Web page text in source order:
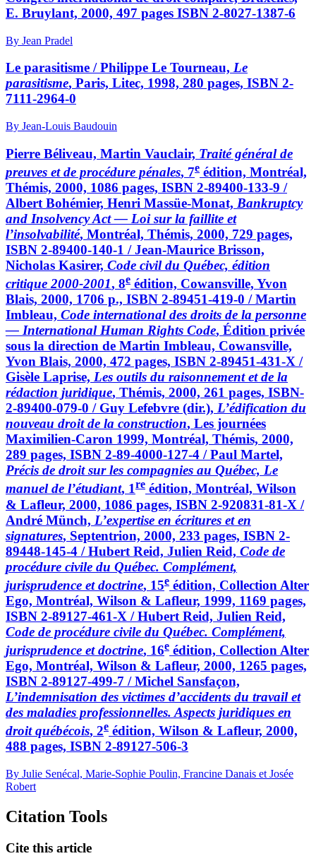
E. Bruylant, 2000, 497 pages ISBN 2-8027-1387-6
By Jean Pradel
Le parasitisme / Philippe Le Tourneau, Le
parasitisme, Paris, Litec, 1998, 280 pages, ISBN 2-
7111-2964-0
By Jean-Louis Baudouin
Pierre Béliveau, Martin Vauclair, Traité général de
preuves et de procédure pénales, 7e édition, Montréal,
Thémis, 2000, 1086 pages, ISBN 2-89400-133-9 /
Albert Bohémier, Henri Massüe-Monat, Bankruptcy
and Insolvency Act — Loi sur la faillite et
l’insolvabilité, Montréal, Thémis, 2000, 729 pages,
ISBN 2-89400-140-1 / Jean-Maurice Brisson,
Nicholas Kasirer, Code civil du Québec, édition
critique 2000-2001, 8e édition, Cowansville, Yvon
Blais, 2000, 1706 p., ISBN 2-89451-419-0 / Martin
Imbleau, Code international des droits de la personne
— International Human Rights Code, Édition privée
sous la direction de Martin Imbleau, Cowansville,
Yvon Blais, 2000, 472 pages, ISBN 2-89451-431-X /
Gisèle Laprise, Les outils du raisonnement et de la
rédaction juridique, Thémis, 2000, 261 pages, ISBN-
2-89400-079-0 / Guy Lefebvre (dir.), L’édification du
nouveau droit de la construction, Les journées
Maximilien-Caron 1999, Montréal, Thémis, 2000,
289 pages, ISBN 2-89-4000-127-4 / Paul Martel,
Précis de droit sur les compagnies au Québec, Le
manuel de l’étudiant, 1re édition, Montréal, Wilson
& Lafleur, 2000, 1086 pages, ISBN 2-920831-81-X /
André Münch, L’expertise en écritures et en
signatures, Septentrion, 2000, 233 pages, ISBN 2-
89448-145-4 / Hubert Reid, Julien Reid, Code de
procédure civile du Québec. Complément,
jurisprudence et doctrine, 15e édition, Collection Alter
Ego, Montréal, Wilson & Lafleur, 1999, 1169 pages,
ISBN 2-89127-461-X / Hubert Reid, Julien Reid,
Code de procédure civile du Québec. Complément,
jurisprudence et doctrine, 16e édition, Collection Alter
Ego, Montréal, Wilson & Lafleur, 2000, 1265 pages,
ISBN 2-89127-499-7 / Michel Sansfaçon,
L’indemnisation des victimes d’accidents du travail et
des maladies professionnelles. Aspects juridiques en
droit québécois, 2e édition, Wilson & Lafleur, 2000,
488 pages, ISBN 2-89127-506-3
By Julie Senécal, Marie-Sophie Poulin, Francine Danais et Josée
Robert
Citation Tools
Cite this article